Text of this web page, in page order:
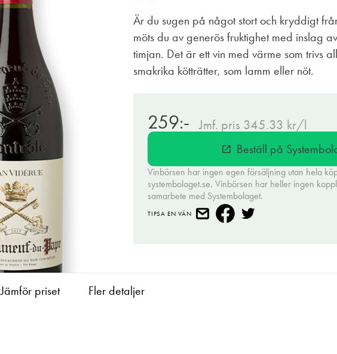
Är du sugen på något stort och kryddigt
möts du av generös fruktighet med inslag
timjan. Det är ett vin med värme som trivs
smakrika kötträtter, som lamm eller nöt.
259:- Jmf. pris 345.33 kr/l
open_in_new Beställ på
Vinbörsen har ingen egen försäljning utan hela
systembolaget.se. Vinbörsen har heller ingen
samarbete med Systembolaget.
TIPSA EN VÄN
Jämför priset Fler detaljer